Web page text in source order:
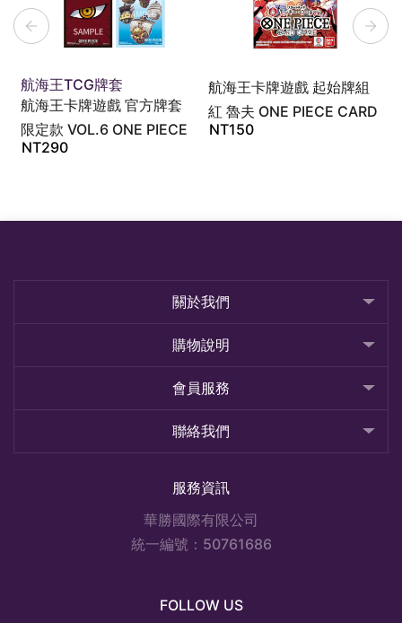
航海王TCG牌套
航海王卡牌遊戲 官方牌套
限定款 VOL.6 ONE PIECE
CARD GAME OFFICIAL
NT290
航海王卡牌遊戲 起始牌組
紅 魯夫 ONE PIECE CARD
GAME START DECK ST-
NT150
關於我們
購物說明
會員服務
聯絡我們
服務資訊
華勝國際有限公司
統一編號：50761686
FOLLOW US